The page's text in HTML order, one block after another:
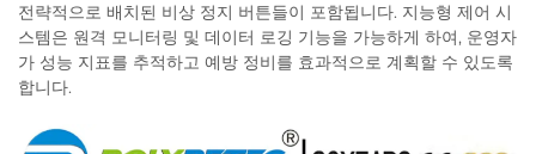
전략적으로 배치된 비상 정지 버튼들이 포함됩니다. 지능형 제어 시
스템은 원격 모니터링 및 데이터 로깅 기능을 가능하게 하여, 운영자
가 성능 지표를 추적하고 예방 정비를 효과적으로 계획할 수 있도록
합니다.